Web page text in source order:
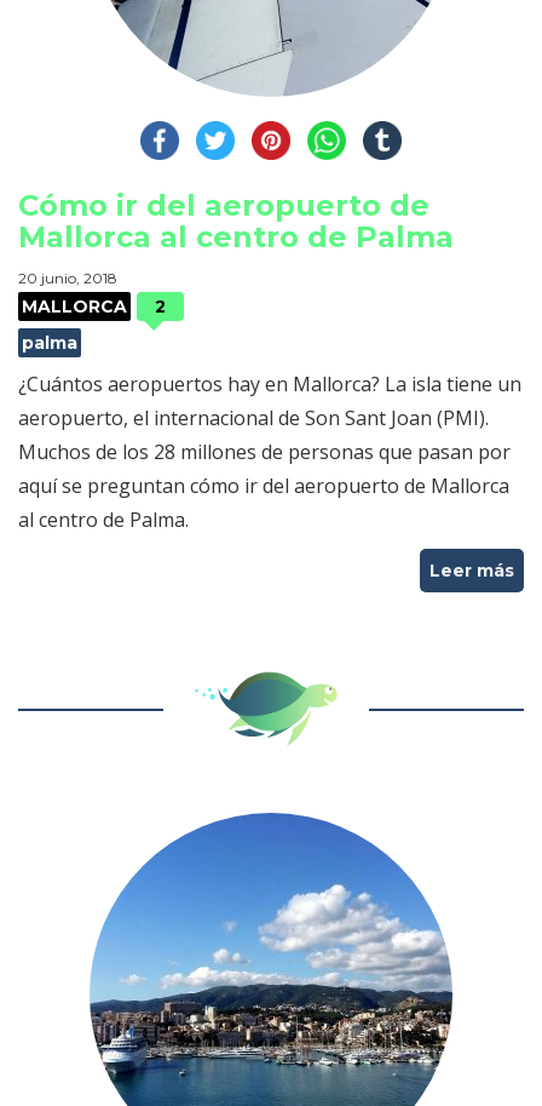
Cómo ir del aeropuerto de
Mallorca al centro de Palma
20 junio, 2018
MALLORCA
2
palma
¿Cuántos aeropuertos hay en Mallorca? La isla tiene un
aeropuerto, el internacional de Son Sant Joan (PMI).
Muchos de los 28 millones de personas que pasan por
aquí se preguntan cómo ir del aeropuerto de Mallorca
al centro de Palma.
Leer más